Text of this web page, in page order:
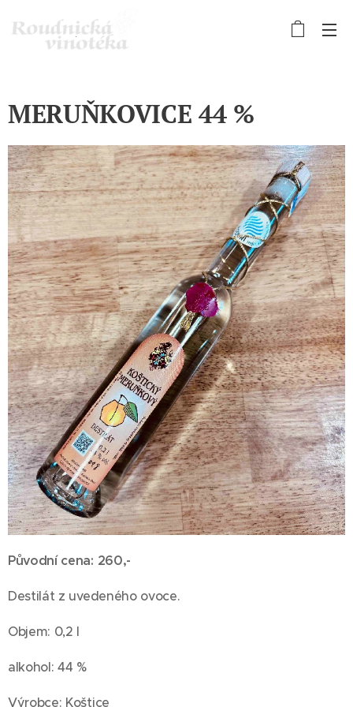
MERUŇKOVICE 44 %
Původní cena: 260,-
Destilát z uvedeného ovoce.
Objem: 0,2 l
alkohol: 44 %
Výrobce: Koštice